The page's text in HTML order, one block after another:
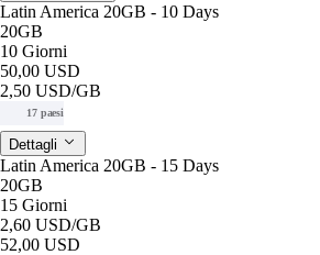
Latin America 20GB - 10 Days
20GB
10 Giorni
50,00 USD
2,50 USD/GB
17 paesi
Dettagli
Latin America 20GB - 15 Days
20GB
15 Giorni
2,60 USD/GB
52,00 USD